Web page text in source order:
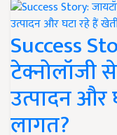
Success
टेक्नोलॉजी
उत्पादन और
लागत?